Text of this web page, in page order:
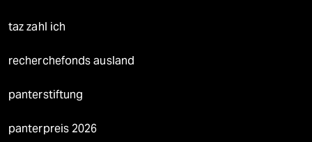
taz zahl ich
recherchefonds ausland
panterstiftung
panterpreis 2026